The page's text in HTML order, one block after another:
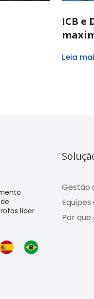
ICB e
Leia
líder
Gestão
Por